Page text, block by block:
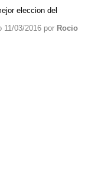
eleccion del
11/03/2016 por Rocio